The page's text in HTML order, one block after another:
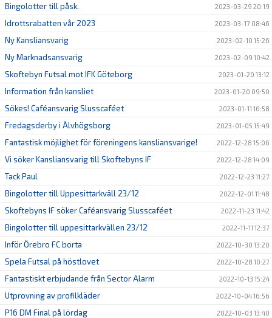
Bingolotter till påsk. 2023-03-29 20:19
Idrottsrabatten vår 2023 2023-03-17 08:46
Ny Kansliansvarig 2023-02-10 15:26
Ny Marknadsansvarig 2023-02-09 10:42
Skoftebyn Futsal mot IFK Göteborg 2023-01-20 13:12
Information från kansliet 2023-01-20 09:50
Sökes! Caféansvarig Slusscaféet 2023-01-11 16:58
Fredagsderby i Älvhögsborg 2023-01-05 15:49
Fantastisk möjlighet för föreningens kansliansvarige! 2022-12-28 15:06
Vi söker Kansliansvarig till Skoftebyns IF 2022-12-28 14:09
Tack Paul 2022-12-23 11:27
Bingolotter till Uppesittarkväll 23/12 2022-12-01 11:48
Skoftebyns IF söker Caféansvarig Slusscaféet 2022-11-23 11:42
Bingolotter till uppesittarkvällen 23/12 2022-11-11 12:37
Inför Örebro FC borta 2022-10-30 13:20
Spela Futsal på höstlovet 2022-10-28 10:27
Fantastiskt erbjudande från Sector Alarm 2022-10-13 15:24
Utprovning av profilkläder 2022-10-04 16:56
P16 DM Final på lördag 2022-10-03 13:40